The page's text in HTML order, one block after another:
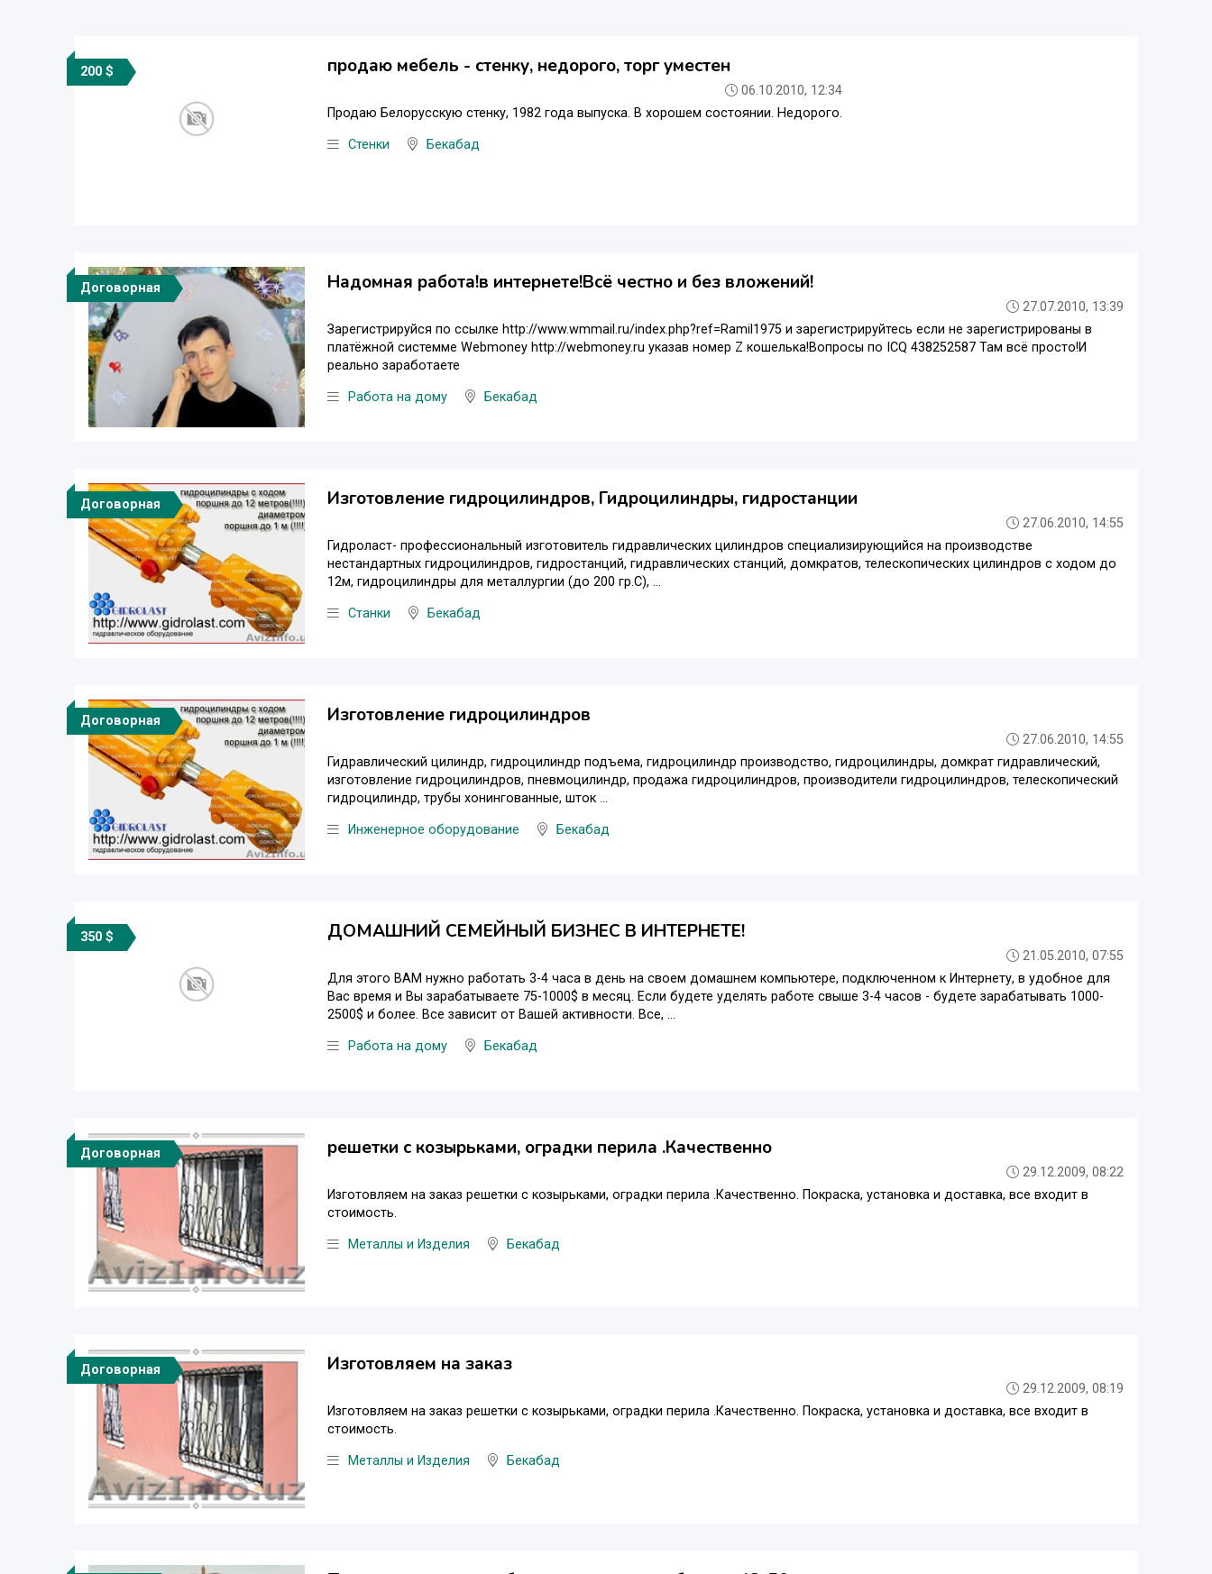
200 $ продаю мебель - стенку, недорого, торг уместен
06.10.2010, 12:34
Продаю Белорусскую стенку, 1982 года выпуска. В хорошем состоянии. Недорого.
Стенки Бекабад
Договорная Надомная работа!в интернете!Всё честно и без вложений!
27.07.2010, 13:39
Зарегистрируйся по ссылке http://www.wmmail.ru/index.php?ref=Ramil1975 и зарегистрируйтесь если не зарегистрированы в
платёжной системме Webmoney http://webmoney.ru указав номер Z кошелька!Вопросы по ICQ 438252587 Там всё просто!И
реально заработаете
Работа на дому Бекабад
Договорная Изготовление гидроцилиндров, Гидроцилиндры, гидростанции
27.06.2010, 14:55
Гидроласт- профессиональный изготовитель гидравлических цилиндров специализирующийся на производстве
нестандартных гидроцилиндров, гидростанций, гидравлических станций, домкратов, телескопических цилиндров с ходом до
12м, гидроцилиндры для металлургии (до 200 гр.С), ...
Станки Бекабад
Договорная Изготовление гидроцилиндров
27.06.2010, 14:55
Гидравлический цилиндр, гидроцилиндр подъема, гидроцилиндр производство, гидроцилиндры, домкрат гидравлический,
изготовление гидроцилиндров, пневмоцилиндр, продажа гидроцилиндров, производители гидроцилиндров, телескопический
гидроцилиндр, трубы хонингованные, шток ...
Инженерное оборудование Бекабад
350 $ ДОМАШНИЙ СЕМЕЙНЫЙ БИЗНЕС В ИНТЕРНЕТЕ!
21.05.2010, 07:55
Для этого ВАМ нужно работать 3-4 часа в день на своем домашнем компьютере, подключенном к Интернету, в удобное для
Вас время и Вы зарабатываете 75-1000$ в месяц. Если будете уделять работе свыше 3-4 часов - будете зарабатывать 1000-
2500$ и более. Все зависит от Вашей активности. Все, ...
Работа на дому Бекабад
Договорная решетки с козырьками, оградки перила .Качественно
29.12.2009, 08:22
Изготовляем на заказ решетки с козырьками, оградки перила .Качественно. Покраска, установка и доставка, все входит в
стоимость.
Металлы и Изделия Бекабад
Договорная Изготовляем на заказ
29.12.2009, 08:19
Изготовляем на заказ решетки с козырьками, оградки перила .Качественно. Покраска, установка и доставка, все входит в
стоимость.
Металлы и Изделия Бекабад